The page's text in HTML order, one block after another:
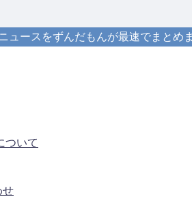
ュースをずんだもんが最速でまとめ
ついて
せ